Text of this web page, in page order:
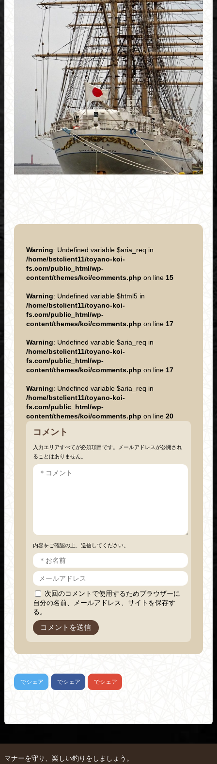
Warning: Undefined variable $aria_req in
/home/bstclient11/toyano-koi-
fs.com/public_html/wp-
content/themes/koi/comments.php on line 15
Warning: Undefined variable $html5 in
/home/bstclient11/toyano-koi-
fs.com/public_html/wp-
content/themes/koi/comments.php on line 17
Warning: Undefined variable $aria_req in
/home/bstclient11/toyano-koi-
fs.com/public_html/wp-
content/themes/koi/comments.php on line 17
Warning: Undefined variable $aria_req in
/home/bstclient11/toyano-koi-
fs.com/public_html/wp-
content/themes/koi/comments.php on line 20
コメント
入力エリアすべてが必須項目です。メールアドレスが公開され
ることはありません。
内容をご確認の上、送信してください。
次回のコメントで使用するためブラウザーに
自分の名前、メールアドレス、サイトを保存す
る。
でシェア でシェア でシェア
マナーを守り、楽しい釣りをしましょう。